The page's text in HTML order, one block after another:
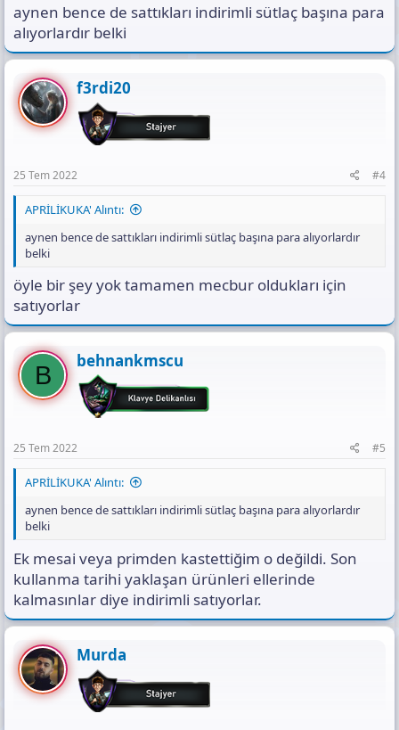
aynen bence de sattıkları indirimli sütlaç başına para
alıyorlardır belki
f3rdi20
25 Tem 2022 #4
APRİLİKUKA' Alıntı:
aynen bence de sattıkları indirimli sütlaç başına para alıyorlardır
belki
öyle bir şey yok tamamen mecbur oldukları için
satıyorlar
B behnankmscu
25 Tem 2022 #5
APRİLİKUKA' Alıntı:
aynen bence de sattıkları indirimli sütlaç başına para alıyorlardır
belki
Ek mesai veya primden kastettiğim o değildi. Son
kullanma tarihi yaklaşan ürünleri ellerinde
kalmasınlar diye indirimli satıyorlar.
Murda